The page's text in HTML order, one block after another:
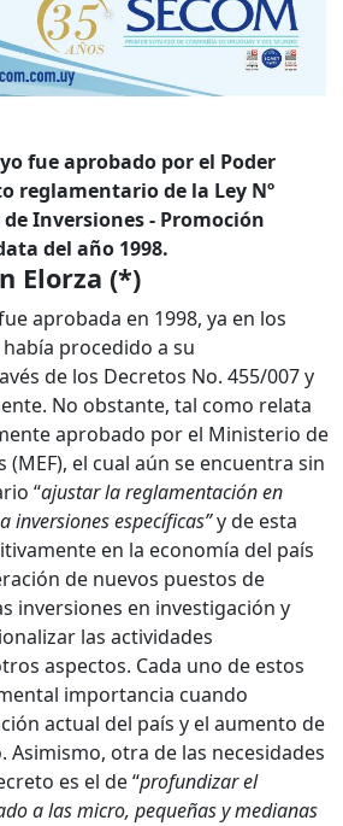
fue aprobado por el Poder
reglamentario de la Ley Nº
Inversiones - Promoción
del año 1998.
Elorza (*)
aprobada en 1998, ya en los
había procedido a su
de los Decretos No. 455/007 y
No obstante, tal como relata
aprobado por el Ministerio de
(MEF), el cual aún se encuentra sin
“ajustar la reglamentación en
inversiones específicas”y de esta
en la economía del país
de nuevos puestos de
inversiones en investigación y
las actividades
aspectos. Cada uno de estos
importancia cuando
actual del país y el aumento de
Asimismo, otra de las necesidades
es el de “profundizar el
a las micro, pequeñas y medianas